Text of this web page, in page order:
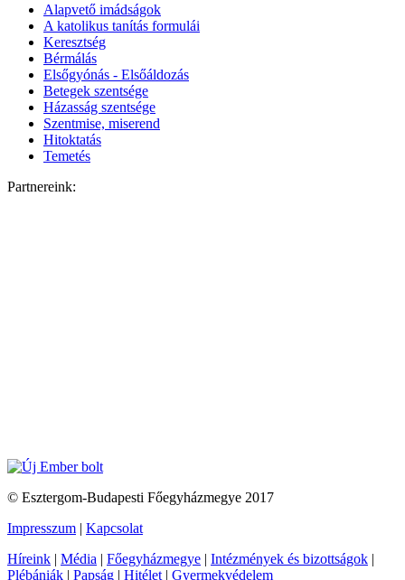
Alapvető imádságok
A katolikus tanítás formulái
Keresztség
Bérmálás
Elsőgyónás - Elsőáldozás
Betegek szentsége
Házasság szentsége
Szentmise, miserend
Hitoktatás
Temetés
Partnereink:
© Esztergom-Budapesti Főegyházmegye 2017
Impresszum | Kapcsolat
Híreink | Média | Főegyházmegye | Intézmények és bizottságok |
Plébániák | Papság | Hitélet | Gyermekvédelem